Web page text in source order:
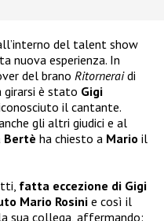
del talent show
nuova esperienza. In
del brano Ritorneraidi
girarsi è stato Gigi
il cantante.
gli altri giudici e al
Bertè ha chiesto a Mario il
fatta eccezione di Gigi
Mario Rosini e così il
sua collega, affermando: